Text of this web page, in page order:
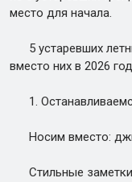
место для начала.
5 устаревших
вместо них в 2026
1.
Носим вместо:
Стильные